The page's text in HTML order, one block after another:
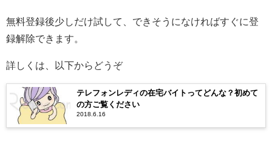
無料登録後少しだけ試して、できそうになければすぐに登
録解除できます。
詳しくは、以下からどうぞ
テレフォンレディの在宅バイトってどんな？初めて
の方ご覧ください
2018.6.16